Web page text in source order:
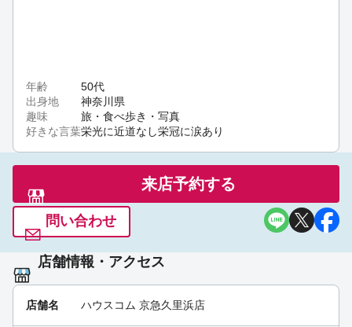
横須賀久里浜にF・マリノススポーツパーク、遂にグ
立ち寄りください☆＃ハウスコム＃サッカー＃マリ
ノス＃賃貸＃京急久里浜＃横須賀市＃ [京急久里浜店]
[京急久里浜店]12:38 pm Jun 16th
年齢
50代
出身地
神奈川県
趣味
旅・食べ歩き・写真
好きな言葉栄光に近道なし栄冠に涙あり
来店予約する
問い合わせ
店舗情報・アクセス
店舗名 ハウスコム 京急久里浜店